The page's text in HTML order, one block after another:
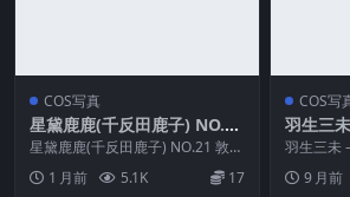
COS写真
星黛鹿鹿(千反田鹿子) NO.21
敦煌舞姬
星黛鹿鹿(千反田鹿子) NO.21 敦煌
舞姬 资源简介 「资源名称」：星
黛鹿鹿(...
1 月前 5.1K 17
COS写
羽生三
童子女仆
羽生三未
女仆 资
生三未...
9 月前